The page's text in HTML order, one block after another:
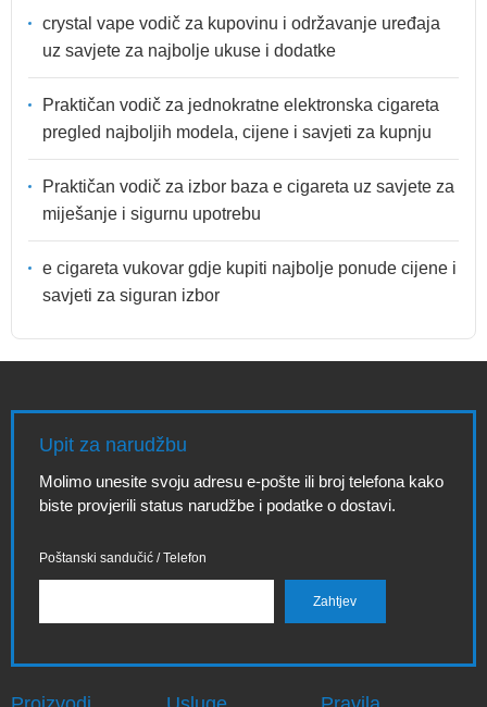
crystal vape vodič za kupovinu i održavanje uređaja
uz savjete za najbolje ukuse i dodatke
Praktičan vodič za jednokratne elektronska cigareta
pregled najboljih modela, cijene i savjeti za kupnju
Praktičan vodič za izbor baza e cigareta uz savjete za
miješanje i sigurnu upotrebu
e cigareta vukovar gdje kupiti najbolje ponude cijene i
savjeti za siguran izbor
Upit za narudžbu
Molimo unesite svoju adresu e-pošte ili broj telefona kako
biste provjerili status narudžbe i podatke o dostavi.
Poštanski sandučić / Telefon